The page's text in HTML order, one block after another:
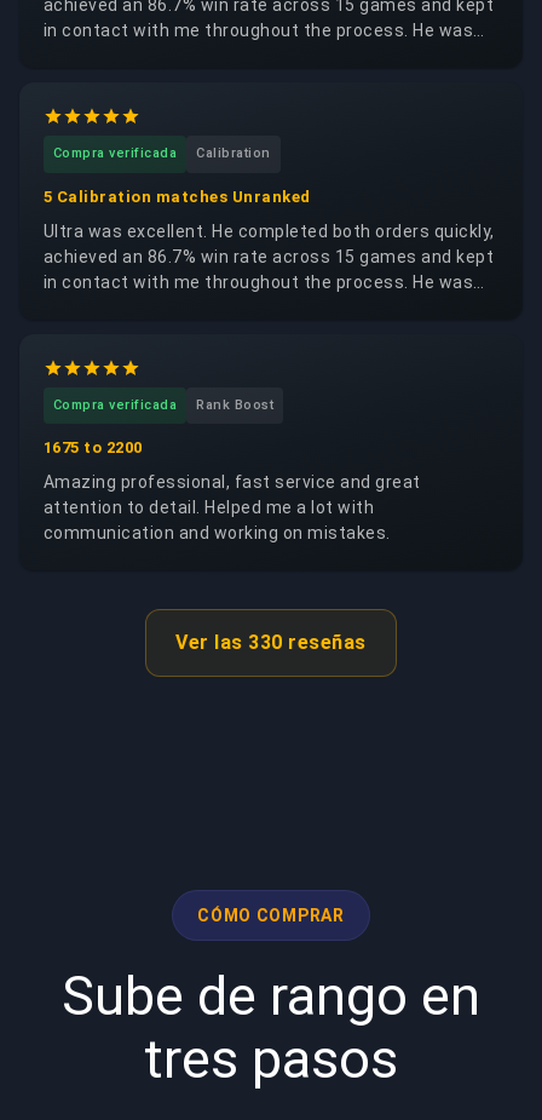
achieved an 86.7% win rate across 15 games and kept
in contact with me throughout the process. He was
Compra verificada Calibration
5 Calibration matches Unranked
Ultra was excellent. He completed both orders quickly,
achieved an 86.7% win rate across 15 games and kept
in contact with me throughout the process. He was
Compra verificada Rank Boost
1675 to 2200
Amazing professional, fast service and great
attention to detail. Helped me a lot with
communication and working on mistakes.
Ver las 330 reseñas
CÓMO COMPRAR
Sube de rango en
tres pasos